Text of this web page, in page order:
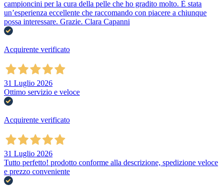
campioncini per la cura della pelle che ho gradito molto. È stata
un’esperienza eccellente che raccomando con piacere a chiunque
possa interessare. Grazie. Clara Capanni
Acquirente verificato
31 Luglio 2026
Ottimo servizio e veloce
Acquirente verificato
31 Luglio 2026
Tutto perfetto! prodotto conforme alla descrizione, spedizione veloce
e prezzo conveniente